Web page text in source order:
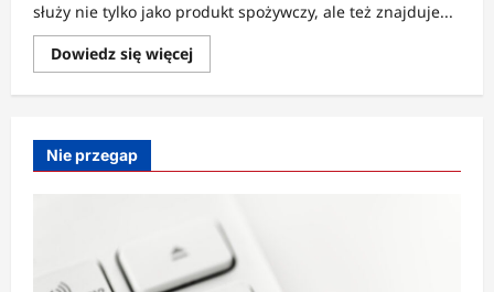
służy nie tylko jako produkt spożywczy, ale też znajduje...
Dowiedz się więcejDowiedz
się
o
cytrynę?
Nie przegap